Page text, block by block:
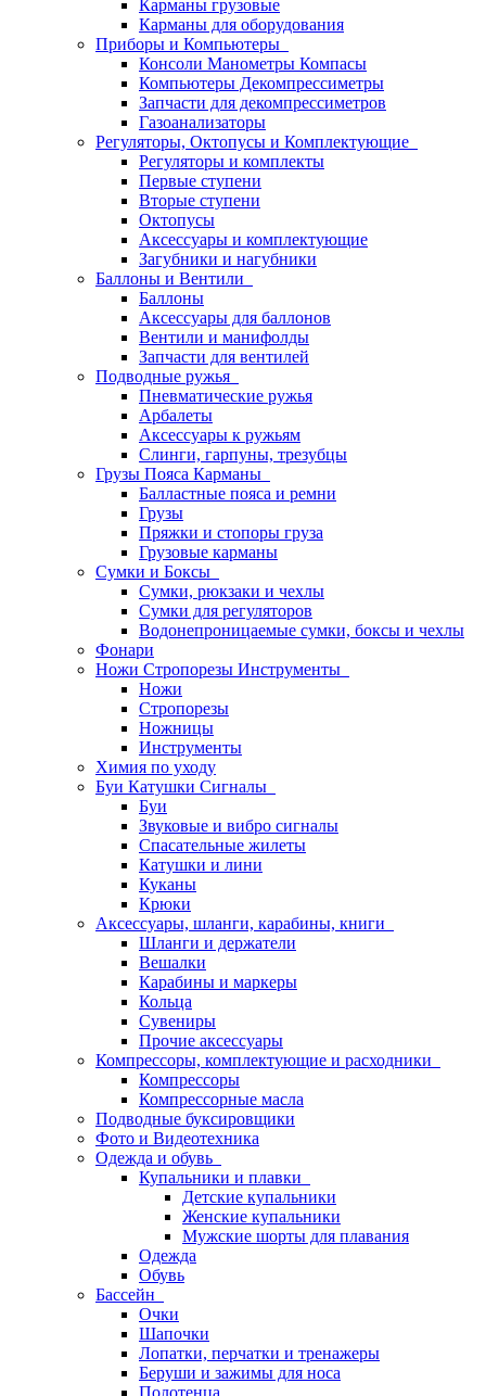
Карманы грузовые
Карманы для оборудования
Приборы и Компьютеры
Консоли Манометры Компасы
Компьютеры Декомпрессиметры
Запчасти для декомпрессиметров
Газоанализаторы
Регуляторы, Октопусы и Комплектующие
Регуляторы и комплекты
Первые ступени
Вторые ступени
Октопусы
Аксессуары и комплектующие
Загубники и нагубники
Баллоны и Вентили
Баллоны
Аксессуары для баллонов
Вентили и манифолды
Запчасти для вентилей
Подводные ружья
Пневматические ружья
Арбалеты
Аксессуары к ружьям
Слинги, гарпуны, трезубцы
Грузы Пояса Карманы
Балластные пояса и ремни
Грузы
Пряжки и стопоры груза
Грузовые карманы
Сумки и Боксы
Сумки, рюкзаки и чехлы
Сумки для регуляторов
Водонепроницаемые сумки, боксы и чехлы
Фонари
Ножи Стропорезы Инструменты
Ножи
Стропорезы
Ножницы
Инструменты
Химия по уходу
Буи Катушки Сигналы
Буи
Звуковые и вибро сигналы
Спасательные жилеты
Катушки и лини
Куканы
Крюки
Аксессуары, шланги, карабины, книги
Шланги и держатели
Вешалки
Карабины и маркеры
Кольца
Сувениры
Прочие аксессуары
Компрессоры, комплектующие и расходники
Компрессоры
Компрессорные масла
Подводные буксировщики
Фото и Видеотехника
Одежда и обувь
Купальники и плавки
Детские купальники
Женские купальники
Мужские шорты для плавания
Одежда
Обувь
Бассейн
Очки
Шапочки
Лопатки, перчатки и тренажеры
Беруши и зажимы для носа
Полотенца